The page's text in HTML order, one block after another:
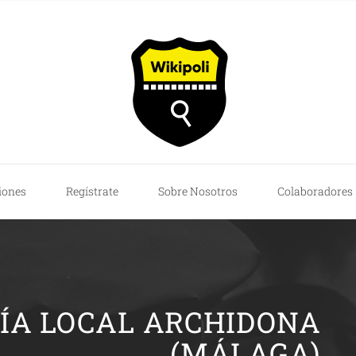
Regístrate Sobre Nosotros Colaboradores
LOCAL ARCHIDONA